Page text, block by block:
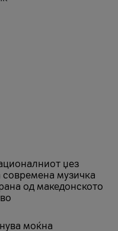
џез
современа музичка
од македонското
моќна